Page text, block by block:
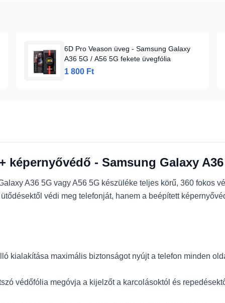
6D Pro Veason üveg - Samsung Galaxy
A36 5G / A56 5G fekete üvegfólia
1 800 Ft
képernyővédő - Samsung Galaxy
A36 5G vagy A56 5G készüléke teljes körű, 360 fokos
védi meg telefonját, hanem a beépített
kialakítása maximális biztonságot nyújt a telefon minden
védőfólia megóvja a kijelzőt a karcolásoktól és